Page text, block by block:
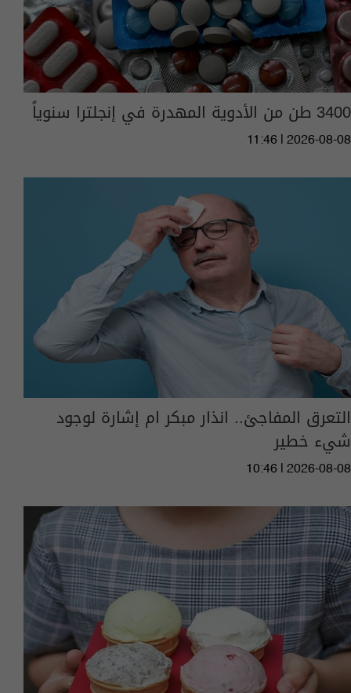
3400 طن من الأدوية المهدرة في إنجلترا سنوياً
11:46 | 2026-08-08
التعرق المفاجئ.. انذار مبكر ام إشارة لوجود
شيء خطير
10:46 | 2026-08-08